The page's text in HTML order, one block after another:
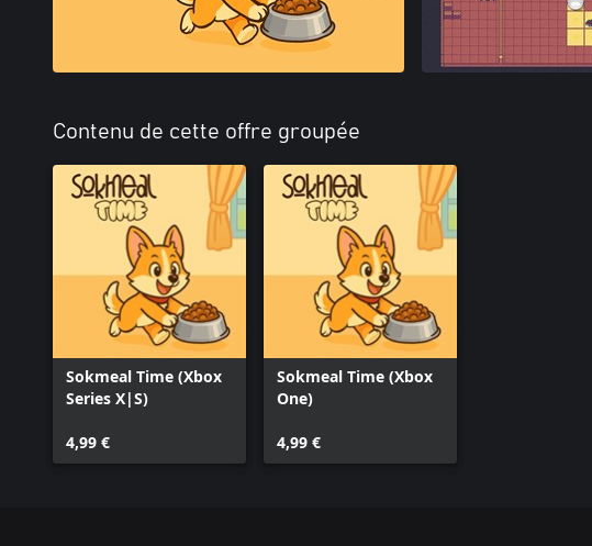
Contenu de cette offre groupée
Sokmeal Time (Xbox
Series X|S)
4,99 €
Sokmeal Time (Xbox
One)
4,99 €